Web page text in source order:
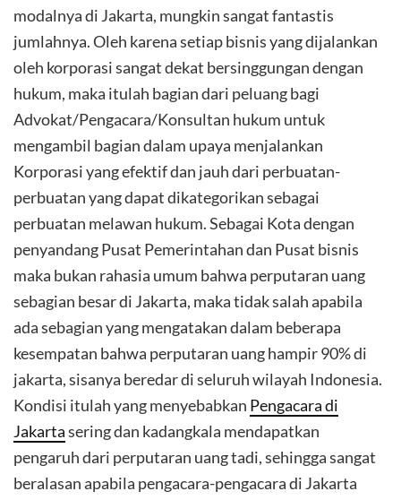
modalnya di Jakarta, mungkin sangat fantastis
jumlahnya. Oleh karena setiap bisnis yang dijalankan
oleh korporasi sangat dekat bersinggungan dengan
hukum, maka itulah bagian dari peluang bagi
Advokat/Pengacara/Konsultan hukum untuk
mengambil bagian dalam upaya menjalankan
Korporasi yang efektif dan jauh dari perbuatan-
perbuatan yang dapat dikategorikan sebagai
perbuatan melawan hukum. Sebagai Kota dengan
penyandang Pusat Pemerintahan dan Pusat bisnis
maka bukan rahasia umum bahwa perputaran uang
sebagian besar di Jakarta, maka tidak salah apabila
ada sebagian yang mengatakan dalam beberapa
kesempatan bahwa perputaran uang hampir 90% di
jakarta, sisanya beredar di seluruh wilayah Indonesia.
Kondisi itulah yang menyebabkan Pengacara di
Jakartasering dan kadangkala mendapatkan
pengaruh dari perputaran uang tadi, sehingga sangat
beralasan apabila pengacara-pengacara di Jakarta